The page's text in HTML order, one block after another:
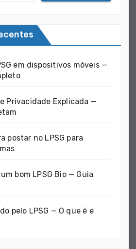
em dispositivos móveis —
Privacidade Explicada —
postar no LPSG para
bom LPSG Bio — Guia
pelo LPSG — O que é e